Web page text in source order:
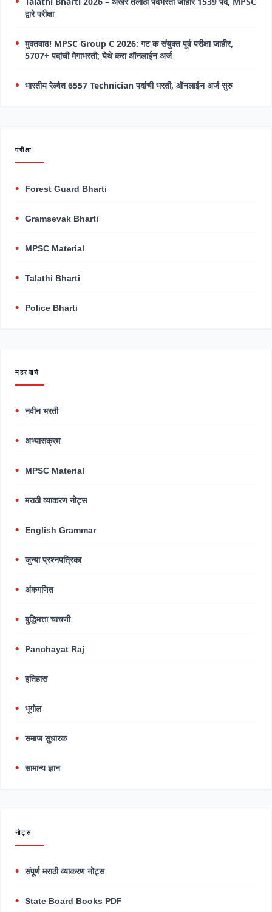
द्वारे परीक्षा
मुदतवाढ! MPSC Group C 2026: गट क संयुक्त पूर्व परीक्षा जाहीर,
5707+ पदांची मेगाभरती; येथे करा ऑनलाईन अर्ज
भारतीय रेल्वेत 6557 Technician पदांची भरती, ऑनलाईन अर्ज सुरु
परीक्षा
Forest Guard Bharti
Gramsevak Bharti
MPSC Material
Talathi Bharti
Police Bharti
महत्वाचे
नवीन भरती
अभ्यासक्रम
MPSC Material
मराठी व्याकरण नोट्स
English Grammar
जुन्या प्रश्नपत्रिका
अंकगणित
बुद्धिमत्ता चाचणी
Panchayat Raj
इतिहास
भूगोल
समाज सुधारक
सामान्य ज्ञान
नोट्स
संपूर्ण मराठी व्याकरण नोट्स
State Board Books PDF